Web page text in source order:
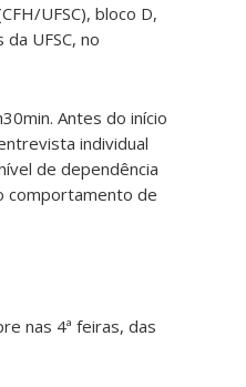
UFSC), bloco D,
UFSC, no
Antes do início
individual
de dependência
comportamento de
nas 4ª feiras, das